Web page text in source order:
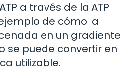
a través de la ATP
de cómo la
en un gradiente
se puede convertir en
utilizable.